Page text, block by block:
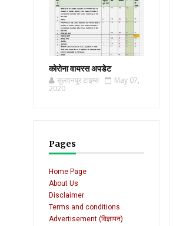
कोरोना वायरस अपडेट
सुल्तानपुर टाइम्स
May 07,
2020
Pages
Home Page
About Us
Disclaimer
Terms and conditions
Advertisement (विज्ञापन)